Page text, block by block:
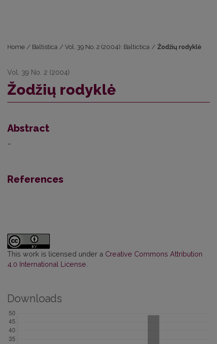
Home / Baltistica / Vol. 39 No. 2 (2004): Baltictica / Žodžių rodyklė
Vol. 39 No. 2 (2004)
Žodžių rodyklė
Abstract
–
References
This work is licensed under a Creative Commons Attribution
4.0 International License
Downloads